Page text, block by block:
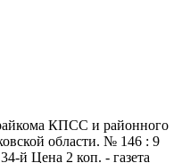
КПСС и районного
области. № 146 : 9
й Цена 2 коп. - газета